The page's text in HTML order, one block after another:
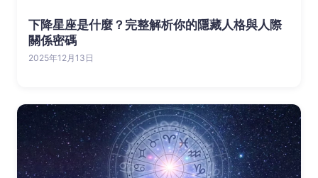
下降星座是什麼？完整解析你的隱藏人格與人際
關係密碼
2025年12月13日